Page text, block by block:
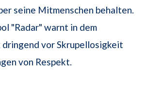
seine Mitmenschen behalten.
"Radar" warnt in dem
dringend vor Skrupellosigkeit
von Respekt.